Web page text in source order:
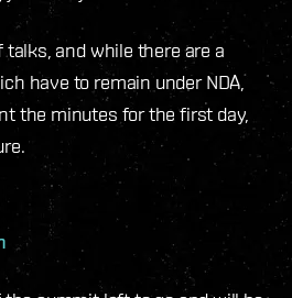
talks, and while there are a
have to remain under NDA,
the minutes for the first day,